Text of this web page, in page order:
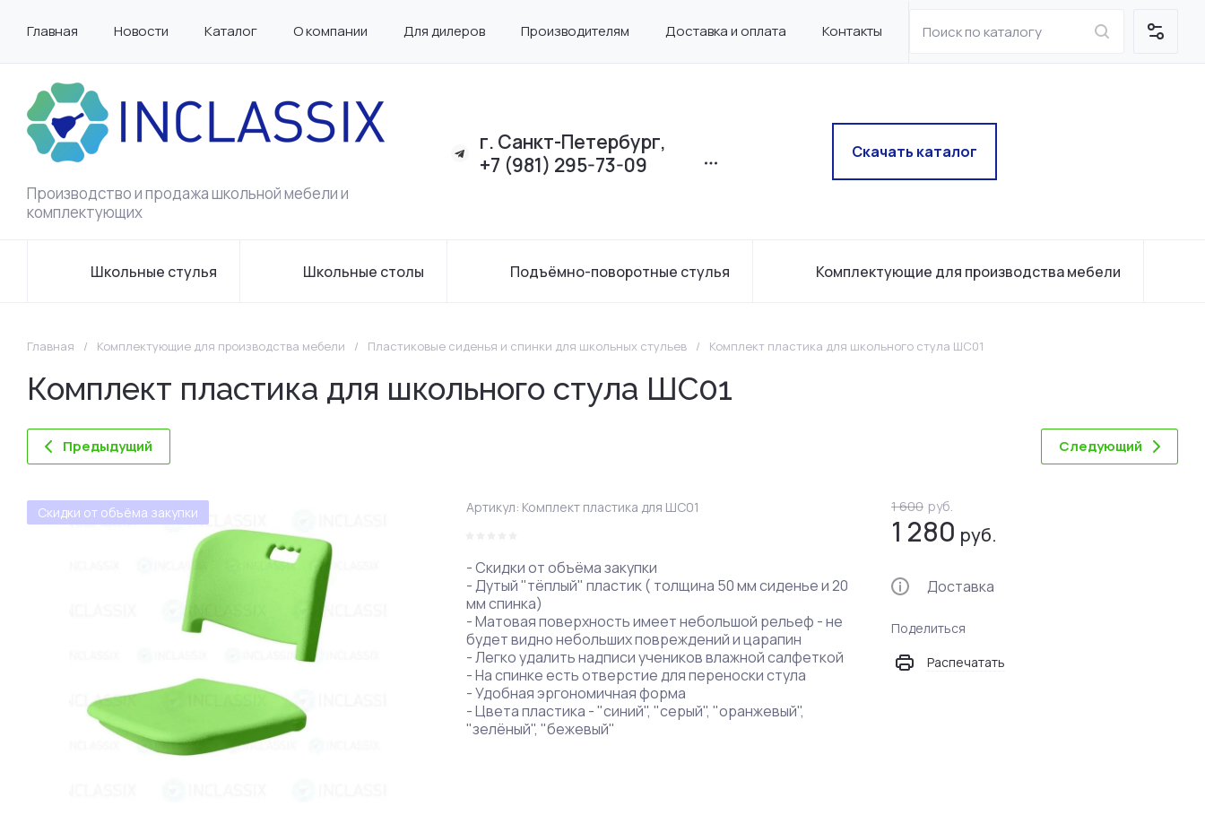
Главная Новости Каталог О компании Для дилеров Производителям Доставка и оплата Контакты
Производство и продажа школьной мебели и
комплектующих
г. Санкт-Петербург,
+7 (981) 295-73-09
Скачать каталог
Школьные стулья Школьные столы Подъёмно-поворотные стулья Комплектующие для производства мебели
Главная / Комплектующие для производства мебели / Пластиковые сиденья и спинки для школьных стульев / Комплект пластика для школьного стула ШС01
Комплект пластика для школьного стула ШС01
Предыдущий Следующий
Скидки от объёма закупки Артикул: Комплект пластика для ШС01
- Скидки от объёма закупки
- Дутый "тёплый" пластик ( толщина 50 мм сиденье и 20
мм спинка)
- Матовая поверхность имеет небольшой рельеф - не
будет видно небольших повреждений и царапин
- Легко удалить надписи учеников влажной салфеткой
- На спинке есть отверстие для переноски стула
- Удобная эргономичная форма
- Цвета пластика - "синий", "серый", "оранжевый",
"зелёный", "бежевый"
1 600 руб.
1 280 руб.
Доставка
Поделиться
Распечатать